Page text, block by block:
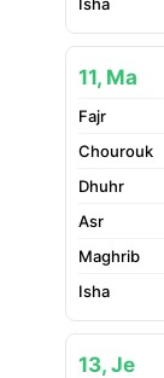
11, Ma
13, Je